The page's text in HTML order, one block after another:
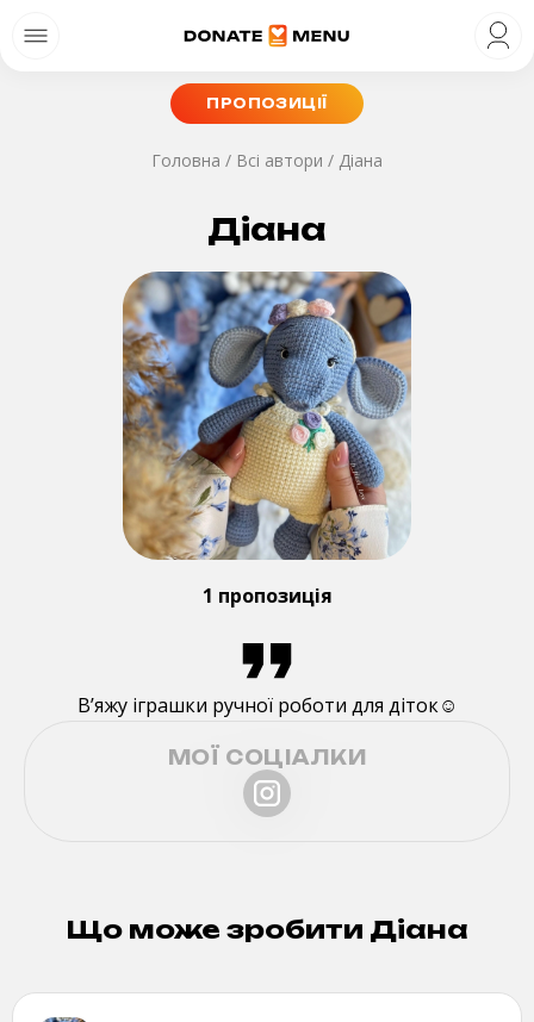
ПРОПОЗИЦІЇ
Головна / Всі автори / Діана
Діана
Вʼяжу іграшки ручної роботи для діток☺️
1 пропозиція
МОЇ СОЦІАЛКИ
Що може зробити Діана